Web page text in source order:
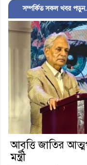
সম্পর্কিত সকল খবর
আবৃত্তি জাতির
মন্ত্রী